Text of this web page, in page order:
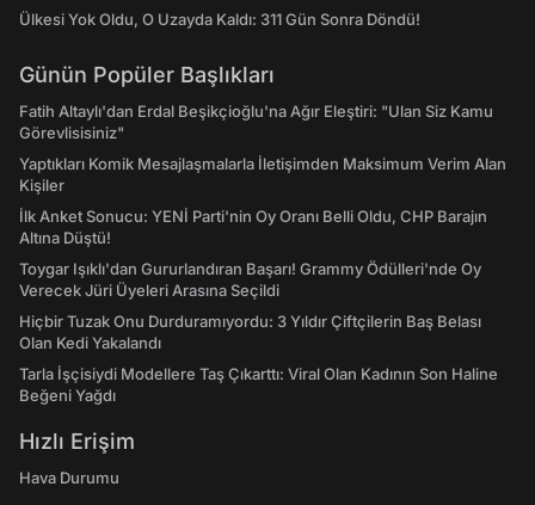
Ülkesi Yok Oldu, O Uzayda Kaldı: 311 Gün Sonra Döndü!
Günün Popüler Başlıkları
Fatih Altaylı'dan Erdal Beşikçioğlu'na Ağır Eleştiri: "Ulan Siz Kamu
Görevlisisiniz"
Yaptıkları Komik Mesajlaşmalarla İletişimden Maksimum Verim Alan
Kişiler
İlk Anket Sonucu: YENİ Parti'nin Oy Oranı Belli Oldu, CHP Barajın
Altına Düştü!
Toygar Işıklı'dan Gururlandıran Başarı! Grammy Ödülleri'nde Oy
Verecek Jüri Üyeleri Arasına Seçildi
Hiçbir Tuzak Onu Durduramıyordu: 3 Yıldır Çiftçilerin Baş Belası
Olan Kedi Yakalandı
Tarla İşçisiydi Modellere Taş Çıkarttı: Viral Olan Kadının Son Haline
Beğeni Yağdı
Hızlı Erişim
Hava Durumu